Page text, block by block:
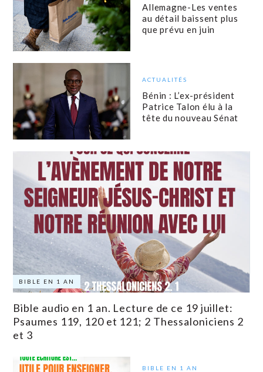
Allemagne-Les ventes
au détail baissent plus
que prévu en juin
ACTUALITÉS
Bénin : L’ex-président
Patrice Talon élu à la
tête du nouveau Sénat
BIBLE EN 1 AN
Bible audio en 1 an. Lecture de ce 19 juillet:
Psaumes 119, 120 et 121; 2 Thessaloniciens 2
et 3
BIBLE EN 1 AN